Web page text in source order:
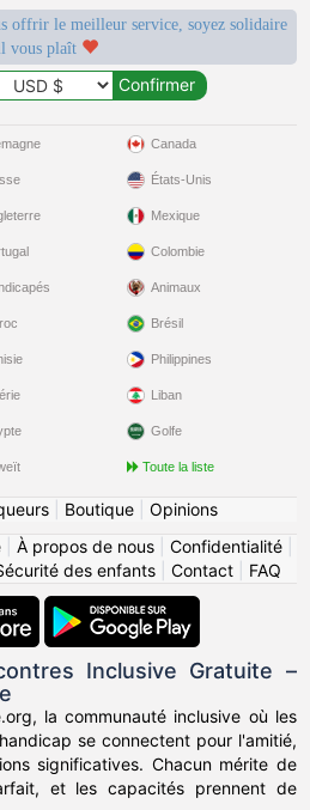
offrir le meilleur service, soyez solidaire
vous plaît
Canada
États-Unis
Mexique
Colombie
Animaux
Brésil
Philippines
Liban
Golfe
Toute la liste
| Boutique| Opinions
À propos de nous Confidentialité
des enfants| Contact| FAQ
Inclusive Gratuite –
la communauté inclusive où les
se connectent pour l'amitié,
significatives. Chacun mérite de
et les capacités prennent de